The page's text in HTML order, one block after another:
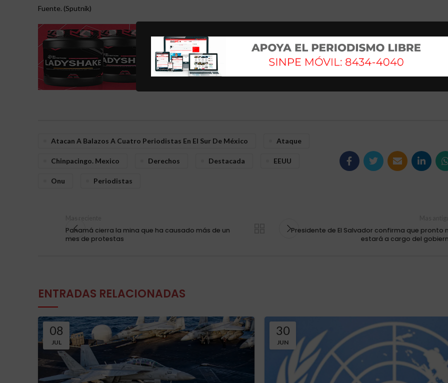
Fuente. (Sputnik)
Atacan A Balazos A Cuatro Periodistas En El Sur De México Ataque
Chinpacingo. Mexico Derechos Destacada EEUU
Onu Periodistas
Mas reciente
Panamá cierra la mina que ha causado más de un
mes de protestas
Presidente de El Salvador confirma que pronto
estará a cargo del
ENTRADAS RELACIONADAS
08
JUL
30
JUN